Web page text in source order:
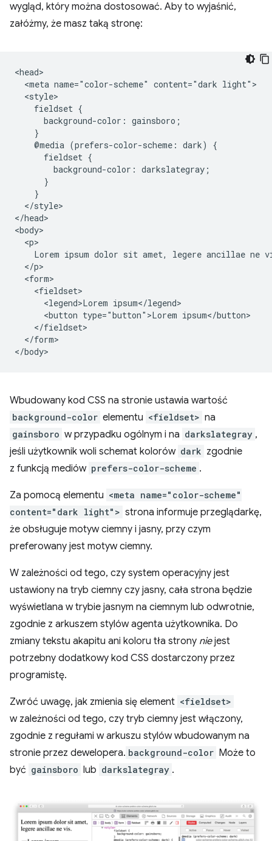
wygląd, który można dostosować. Aby to wyjaśnić,
załóżmy, że masz taką stronę:
<head>
  <meta name="color-scheme" content="dark light">
  <style>
    fieldset {
      background-color: gainsboro;
    }
    @media (prefers-color-scheme: dark) {
      fieldset {
        background-color: darkslategray;
      }
    }
  </style>
</head>
<body>
  <p>
Lorem ipsum dolor sit amet, legere ancillae ne
  </p>
  <form>
    <fieldset>
      <legend>Lorem ipsum</legend>
      <button type="button">Lorem ipsum</button>
    </fieldset>
  </form>
Wbudowany kod CSS na stronie ustawia wartość
background-color elementu <fieldset> na
gainsboro w przypadku ogólnym i na darkslategray ,
jeśli użytkownik woli schemat kolorów dark zgodnie
z funkcją mediów prefers-color-scheme .
Za pomocą elementu <meta name="color-scheme"
content="dark light"> strona informuje przeglądarkę,
że obsługuje motyw ciemny i jasny, przy czym
preferowany jest motyw ciemny.
W zależności od tego, czy system operacyjny jest
ustawiony na tryb ciemny czy jasny, cała strona będzie
wyświetlana w trybie jasnym na ciemnym lub odwrotnie,
zgodnie z arkuszem stylów agenta użytkownika. Do
zmiany tekstu akapitu ani koloru tła strony niejest
potrzebny dodatkowy kod CSS dostarczony przez
programistę.
Zwróć uwagę, jak zmienia się element <fieldset>
w zależności od tego, czy tryb ciemny jest włączony,
zgodnie z regułami w arkuszu stylów wbudowanym na
stronie przez dewelopera. background-color Może to
być gainsboro lub darkslategray .